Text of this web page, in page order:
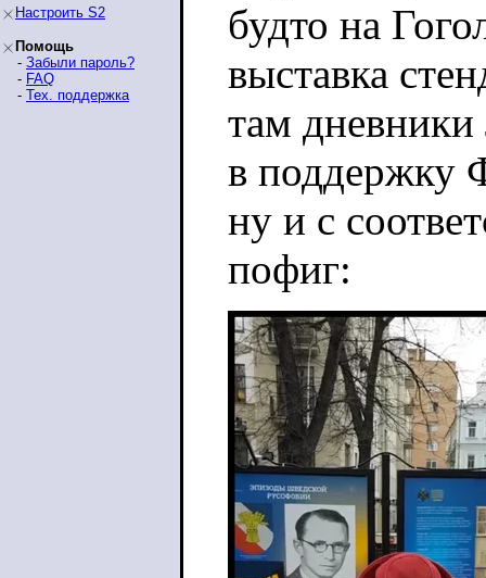
Настроить S2
Помощь
- Забыли пароль?
- FAQ
- Тех. поддержка
будто на
выставка
там дневники
в поддержку
ну и с
пофиг: